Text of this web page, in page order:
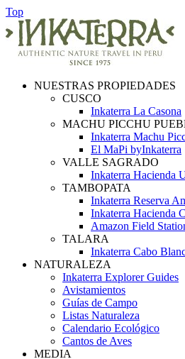
Top
NUESTRAS PROPIEDADES
CUSCO
Inkaterra La Casona
MACHU PICCHU
Inkaterra Machu
El MaPi byInkaterra
VALLE SAGRADO
Inkaterra Hacienda
TAMBOPATA
Inkaterra Reserva
Inkaterra Hacienda
Amazon Field
TALARA
Inkaterra Cabo
NATURALEZA
Inkaterra Explorer Guides
Avistamientos
Guías de Campo
Listas Naturaleza
Calendario Ecológico
Cantos de Aves
MEDIA